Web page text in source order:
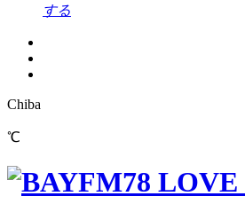
する
Chiba
℃